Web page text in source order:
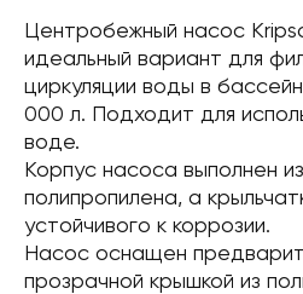
Центробежный насос
идеальный вариант для
циркуляции воды в
000 л. Подходит для
воде.
Корпус насоса выполнен
полипропилена, а
устойчивого к коррозии.
Насос оснащен
прозрачной крышкой из